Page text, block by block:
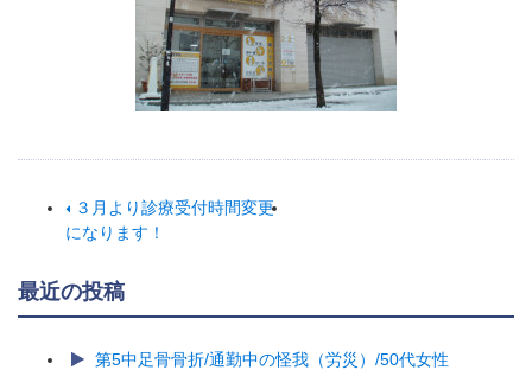
３月より診療受付時間変更
になります！
最近の投稿
第5中足骨骨折/通勤中の怪我（労災）/50代女性